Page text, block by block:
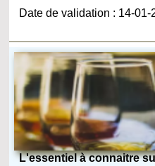
Date de validation : 14-01-
L'essentiel à connaitre